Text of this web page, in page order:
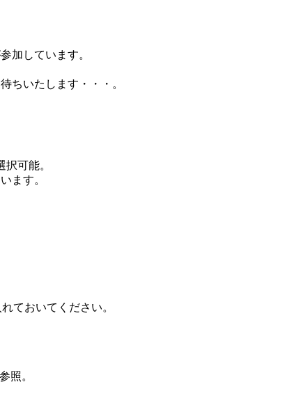
加しています。
ちいたします・・・。
可能。
ます。
ておいてください。
照。